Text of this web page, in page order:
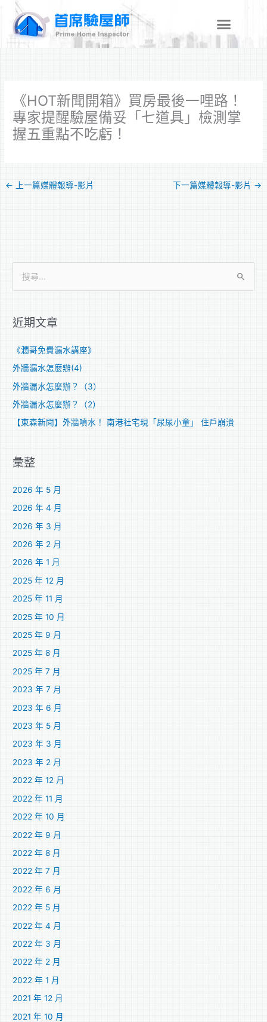
《HOT新聞開箱》買房最後一哩路！
專家提醒驗屋備妥「七道具」檢測掌
握五重點不吃虧！
← 上一篇媒體報導-影片 下一篇媒體報導-影片 →
鍵
近期文章
《濶哥免費漏水講座》
外牆漏水怎麼辦(4)
外牆漏水怎麼辦？（3）
外牆漏水怎麼辦？（2）
【東森新聞】外牆噴水！ 南港社宅現「尿尿小童」 住戶崩潰
彙整
2026 年 5 月
2026 年 4 月
2026 年 3 月
2026 年 2 月
2026 年 1 月
2025 年 12 月
2025 年 11 月
2025 年 10 月
2025 年 9 月
2025 年 8 月
2025 年 7 月
2023 年 7 月
2023 年 6 月
2023 年 5 月
2023 年 3 月
2023 年 2 月
2022 年 12 月
2022 年 11 月
2022 年 10 月
2022 年 9 月
2022 年 8 月
2022 年 7 月
2022 年 6 月
2022 年 5 月
2022 年 4 月
2022 年 3 月
2022 年 2 月
2022 年 1 月
2021 年 12 月
2021 年 10 月